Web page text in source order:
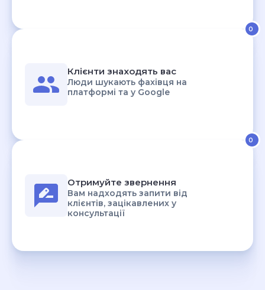
Клієнти знаходять вас
Люди шукають фахівця на
платформі та у Google
0
2
Отримуйте звернення
Вам надходять запити від
клієнтів, зацікавлених у
консультації
0
3